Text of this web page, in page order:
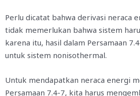
Perlu dicatat bahwa derivasi neraca
tidak memerlukan bahwa sistem
karena itu, hasil dalam Persamaan
untuk sistem nonisothermal.
Untuk mendapatkan neraca energi
Persamaan 7.4-7, kita harus